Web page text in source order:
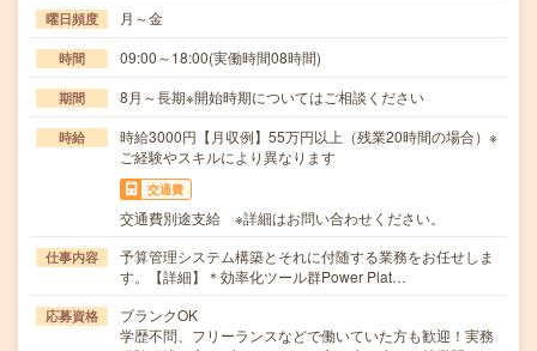
曜日頻度 月～金
時間 09:00～18:00(実働時間08時間)
期間 8月～長期※開始時期についてはご相談ください
時給
時給3000円【月収例】55万円以上（残業20時間の場合）※
ご経験やスキルにより異なります
交通費
交通費別途支給 ※詳細はお問い合わせください。
仕事内容
予算管理システム構築とそれに付随する業務をお任せしま
す。【詳細】＊効率化ツール群Power Plat…
応募資格
ブランクOK
学歴不問、フリーランスなどで働いていた方も歓迎！実務